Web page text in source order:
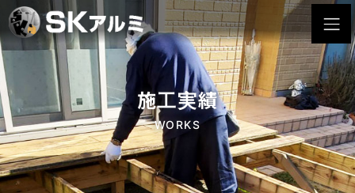
コ
ン
テ
ン
ツ
へ
ス
キ
ッ
プ
ナ
ビ
ゲ
ー
シ
ョ
ン
に
移
動
施工実績
WORKS